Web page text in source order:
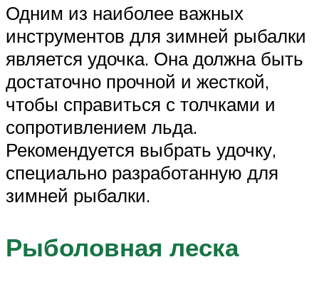
Одним из наиболее важных
инструментов для зимней рыбалки
является удочка. Она должна быть
достаточно прочной и жесткой,
чтобы справиться с толчками и
сопротивлением льда.
Рекомендуется выбрать удочку,
специально разработанную для
зимней рыбалки.
Рыболовная леска